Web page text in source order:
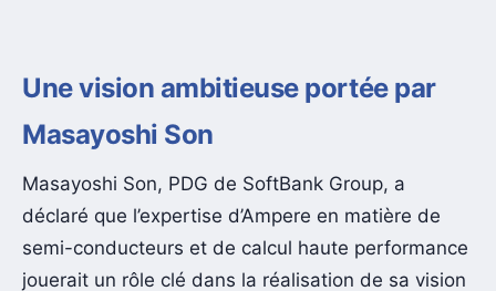
Une vision ambitieuse portée par
Masayoshi Son
Masayoshi Son, PDG de SoftBank Group, a
déclaré que l’expertise d’Ampere en matière de
semi-conducteurs et de calcul haute performance
jouerait un rôle clé dans la réalisation de sa vision